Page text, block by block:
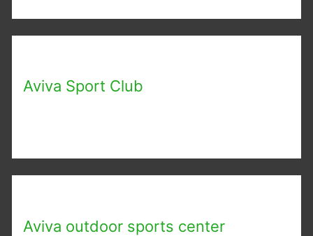
Aviva Sport Club
Aviva outdoor sports center